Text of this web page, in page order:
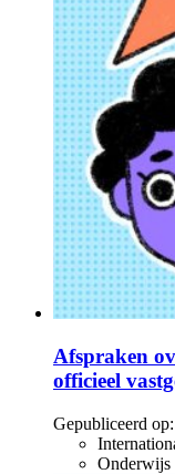
Afspraken
officieel
Gepubliceerd op:
Onderwijs